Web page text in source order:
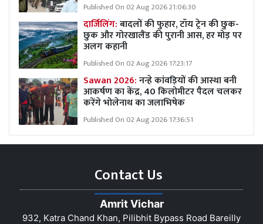
Published On 02 Aug 2026 21:06:30
दार्जिलिंग:बादलों की फुहार, टॉय ट्रेन की छुक-
छुक और गोरखालैंड की पुरानी आस, हर मोड़ पर
अलग कहानी
Published On 02 Aug 2026 17:23:17
Sawan 2026:नन्हे कांवड़ियों की आस्था बनी
आकर्षण का केंद्र, 40 किलोमीटर पैदल चलकर
करेंगे भोलेनाथ का जलाभिषेक
Published On 02 Aug 2026 17:36:51
Contact Us
Amrit Vichar
932, Katra Chand Khan, Pilibhit Bypass Road Bareilly